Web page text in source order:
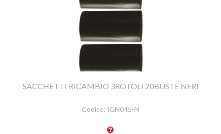
SACCHETTI RICAMBIO 3ROTOLI 20BUSTE NERI
Codice: IGN045-N